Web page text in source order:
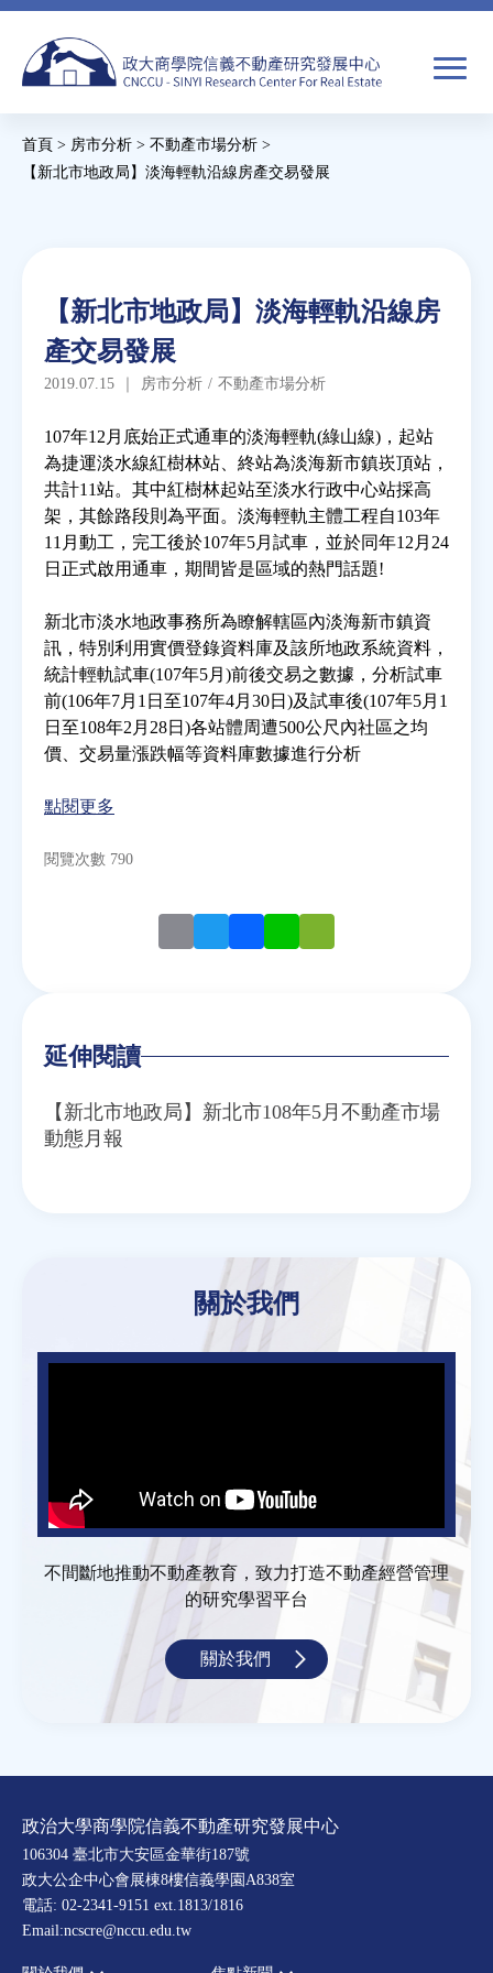
Jump
navigation
搜
搜
尋
焦點新聞
房市分析
研究獎勵
房地產年鑑
電子報
相關連結
訂閱電子報
您
首頁 > 房市分析 > 不動產市場分析 >
【新北市地政局】淡海輕軌沿線房產交易發展
Back
top
【新北市地政局】淡海輕軌沿線房
產交易發展
2019.07.15 ｜ 房市分析 / 不動產市場分析
107年12月底始正式通車的淡海輕軌(綠山線)，起站
為捷運淡水線紅樹林站、終站為淡海新市鎮崁頂站，
共計11站。其中紅樹林起站至淡水行政中心站採高
架，其餘路段則為平面。淡海輕軌主體工程自103年
11月動工，完工後於107年5月試車，並於同年12月24
日正式啟用通車，期間皆是區域的熱門話題!
新北市淡水地政事務所為瞭解轄區內淡海新市鎮資
訊，特別利用實價登錄資料庫及該所地政系統資料，
統計輕軌試車(107年5月)前後交易之數據，分析試車
前(106年7月1日至107年4月30日)及試車後(107年5月1
日至108年2月28日)各站體周遭500公尺內社區之均
價、交易量漲跌幅等資料庫數據進行分析
點閱更多
閱覽次數 790
延伸閱讀
【新北市地政局】新北市108年5月不動產市場
動態月報
關於我們
不間斷地推動不動產教育，致力打造不動產經營管理
的研究學習平台
關於我們
政治大學商學院信義不動產研究發展中心
106304 臺北市大安區金華街187號
政大公企中心會展棟8樓信義學園A838室
電話: 02-2341-9151 ext.1813/1816
Email:ncscre@nccu.edu.tw